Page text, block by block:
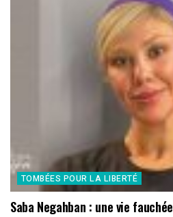
TOMBÉES POUR LA LIBERTÉ
Saba Negahban : une vie